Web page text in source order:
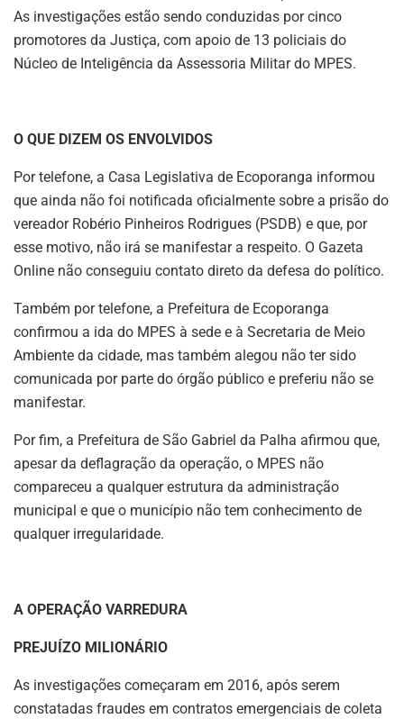
As investigações estão sendo conduzidas por cinco
promotores da Justiça, com apoio de 13 policiais do
Núcleo de Inteligência da Assessoria Militar do MPES.
O QUE DIZEM OS ENVOLVIDOS
Por telefone, a Casa Legislativa de Ecoporanga informou
que ainda não foi notificada oficialmente sobre a prisão do
vereador Robério Pinheiros Rodrigues (PSDB) e que, por
esse motivo, não irá se manifestar a respeito. O Gazeta
Online não conseguiu contato direto da defesa do político.
Também por telefone, a Prefeitura de Ecoporanga
confirmou a ida do MPES à sede e à Secretaria de Meio
Ambiente da cidade, mas também alegou não ter sido
comunicada por parte do órgão público e preferiu não se
manifestar.
Por fim, a Prefeitura de São Gabriel da Palha afirmou que,
apesar da deflagração da operação, o MPES não
compareceu a qualquer estrutura da administração
municipal e que o município não tem conhecimento de
qualquer irregularidade.
A OPERAÇÃO VARREDURA
PREJUÍZO MILIONÁRIO
As investigações começaram em 2016, após serem
constatadas fraudes em contratos emergenciais de coleta